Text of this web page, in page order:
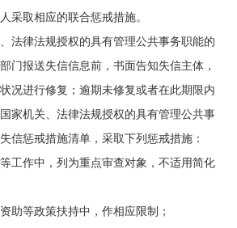
采取相应的联合惩戒措施。
法律法规授权的具有管理公共事务职能的
门报送失信信息前，书面告知失信主体，
况进行修复；逾期未修复或者在此期限内
家机关、法律法规授权的具有管理公共事
信惩戒措施清单，采取下列惩戒措施：
工作中，列为重点审查对象，不适用简化
助等政策扶持中，作相应限制；